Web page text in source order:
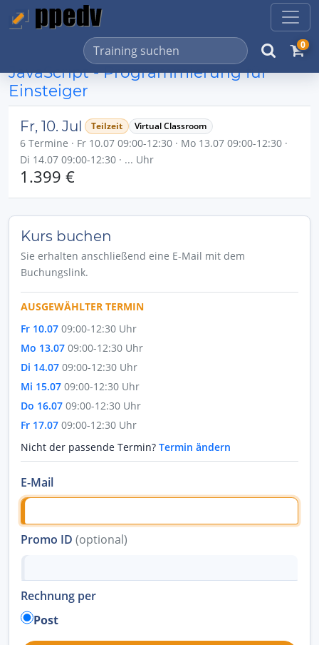
0
JavaScript - Programmierung für
Einsteiger
Fr, 10. Jul Teilzeit Virtual Classroom
6 Termine · Fr 10.07 09:00-12:30 · Mo 13.07 09:00-12:30 ·
Di 14.07 09:00-12:30 · ... Uhr
1.399 €
Kurs buchen
Sie erhalten anschließend eine E-Mail mit dem
Buchungslink.
AUSGEWÄHLTER TERMIN
Fr 10.07 09:00-12:30 Uhr
Mo 13.07 09:00-12:30 Uhr
Di 14.07 09:00-12:30 Uhr
Mi 15.07 09:00-12:30 Uhr
Do 16.07 09:00-12:30 Uhr
Fr 17.07 09:00-12:30 Uhr
Nicht der passende Termin? Termin ändern
E-Mail
Promo ID (optional)
Rechnung per
Post